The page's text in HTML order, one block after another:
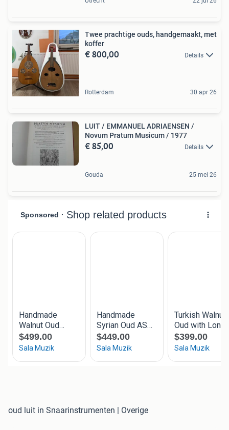
Twee prachtige ouds, handgemaakt, met
koffer
€ 800,00 Details
Rotterdam 30 apr 26
LUIT / EMMANUEL ADRIAENSEN /
Novum Pratum Musicum / 1977
€ 85,00 Details
Gouda 25 mei 26
oud luit in Snaarinstrumenten | Overige